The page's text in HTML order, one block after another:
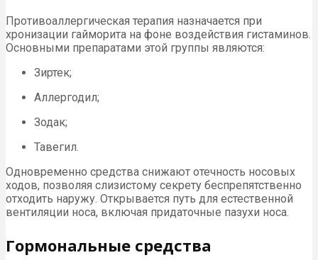
Противоаллергическая терапия назначается при
хронизации гайморита на фоне воздействия гистаминов.
Основными препаратами этой группы являются:
Зиртек;
Аллергодил;
Зодак;
Тавегил.
Одновременно средства снижают отечность носовых
ходов, позволяя слизистому секрету беспрепятственно
отходить наружу. Открывается путь для естественной
вентиляции носа, включая придаточные пазухи носа.
Гормональные средства